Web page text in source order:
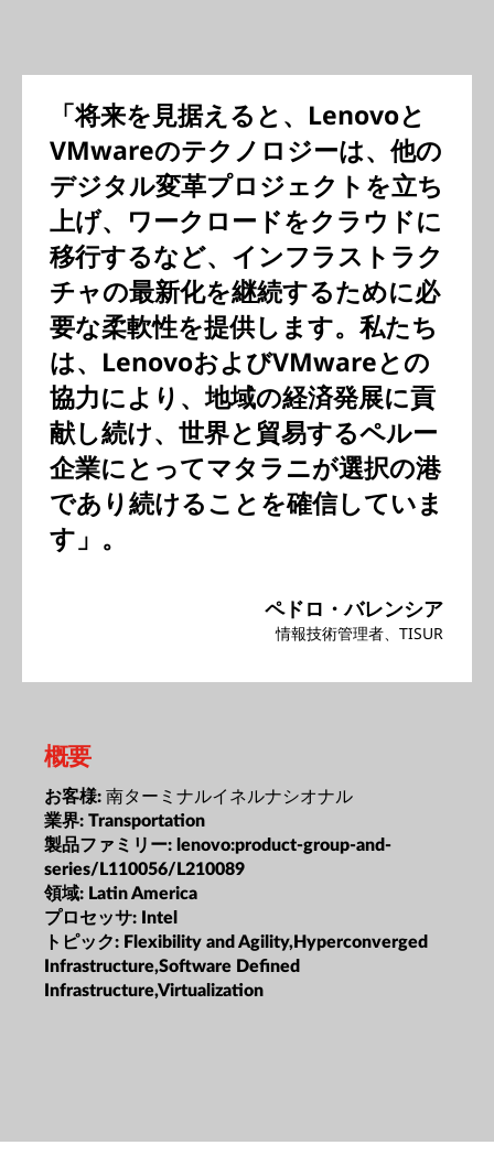
「将来を見据えると、Lenovoと
VMwareのテクノロジーは、他の
デジタル変革プロジェクトを立ち
上げ、ワークロードをクラウドに
移行するなど、インフラストラク
チャの最新化を継続するために必
要な柔軟性を提供します。私たち
は、LenovoおよびVMwareとの
協力により、地域の経済発展に貢
献し続け、世界と貿易するペルー
企業にとってマタラニが選択の港
であり続けることを確信していま
す」。
ペドロ・バレンシア
情報技術管理者、TISUR
概要
お客様: 南ターミナルイネルナシオナル
業界: Transportation
製品ファミリー: lenovo:product-group-and-
series/L110056/L210089
領域: Latin America
プロセッサ: Intel
トピック: Flexibility and Agility,Hyperconverged
Infrastructure,Software Defined
Infrastructure,Virtualization